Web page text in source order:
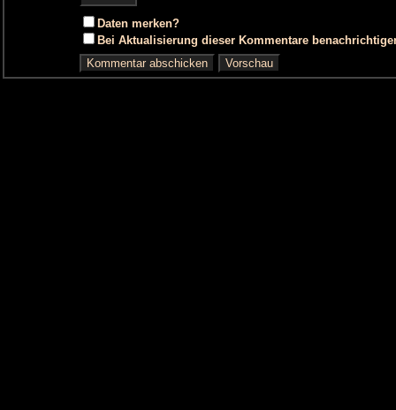
Daten merken?
Bei Aktualisierung dieser Kommentare